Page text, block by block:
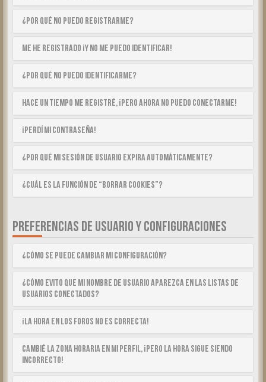
¿Por qué no puedo registrarme?
Me he registrado ¡y no me puedo identificar!
¿Por qué no puedo identificarme?
Hace un tiempo me registré, ¡pero ahora no puedo conectarme!
¡Perdí mi contraseña!
¿Por qué mi sesión de usuario expira automáticamente?
¿Cuál es la función de “Borrar cookies”?
PREFERENCIAS DE USUARIO Y CONFIGURACIONES
¿Cómo se puede cambiar mi configuración?
¿Cómo evito que mi nombre de usuario aparezca en las listas de
usuarios conectados?
¡La hora en los foros no es correcta!
Cambié la zona horaria en mi perfil, ¡pero la hora sigue siendo
incorrecto!